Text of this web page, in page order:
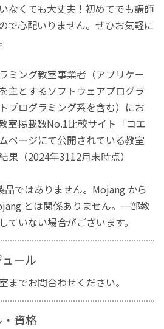
なくても大丈夫！初めてでも講師
で心配いりません。ぜひお気軽に
ミング教室事業者（アプリケー
主とするソフトウェアプログラ
プログラミング系を含む）にお
室掲載数No.1比較サイト「コエ
ページにて公開されている教室
果（2024年3112月末時点）
品ではありません。Mojang から
とは関係ありません。一部教
ていない場合がございます。
ール
までお問合わせください。
資格